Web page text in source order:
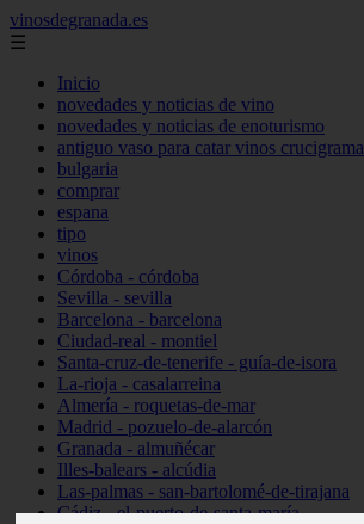
vinosdegranada.es
☰
Inicio
novedades y noticias de vino
novedades y noticias de enoturismo
antiguo vaso para catar vinos crucigrama
bulgaria
comprar
espana
tipo
vinos
Córdoba - córdoba
Sevilla - sevilla
Barcelona - barcelona
Ciudad-real - montiel
Santa-cruz-de-tenerife - guía-de-isora
La-rioja - casalarreina
Almería - roquetas-de-mar
Madrid - pozuelo-de-alarcón
Granada - almuñécar
Illes-balears - alcúdia
Las-palmas - san-bartolomé-de-tirajana
Cádiz - el-puerto-de-santa-maría